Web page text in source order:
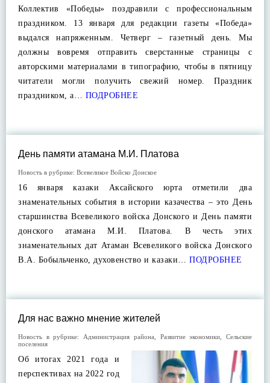
Коллектив «Победы» поздравили с профессиональным
праздником. 13 января для редакции газеты «Победа»
выдался напряженным. Четверг – газетный день. Мы
должны вовремя отправить сверстанные страницы с
авторскими материалами в типографию, чтобы в пятницу
читатели могли получить свежий номер. Праздник
праздником, а… ПОДРОБНЕЕ
День памяти атамана М.И. Платова
Новость в рубрике: Всевеликое Войско Донское
16 января казаки Аксайского юрта отметили два
знаменательных события в истории казачества – это День
старшинства Всевеликого войска Донского и День памяти
донского атамана М.И. Платова. В честь этих
знаменательных дат Атаман Всевеликого войска Донского
В.А. Бобыльченко, духовенство и казаки… ПОДРОБНЕЕ
Для нас важно мнение жителей
Новость в рубрике: Администрация района Развитие экономики ,Сельские
поселения
Об итогах 2021 года и
перспективах на 2022 год